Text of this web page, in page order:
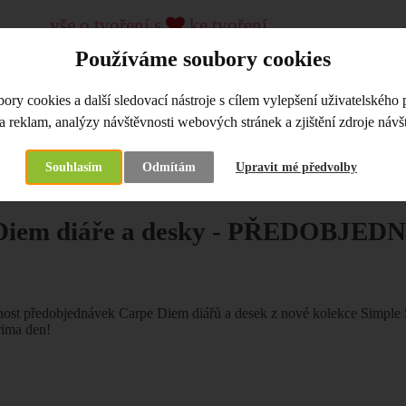
Používáme soubory cookies
cookies a další sledovací nástroje s cílem vylepšení uživatelského
reklam, analýzy návštěvnosti webových stránek a zjištění zdroje
Souhlasím Odmítám Upravit mé předvolby
vše o tvoření s
ke tvoření...
kreativní pomůcky a materiál, kurzy
od roku 2009
KREATIVNÍ KURZY, WORKSHOPY
Co je nového Carpe Diem diáře a desky -
diáře a desky -
předobjednávek Carpe Diem diářů a desek z nové kolekce Simple
den!